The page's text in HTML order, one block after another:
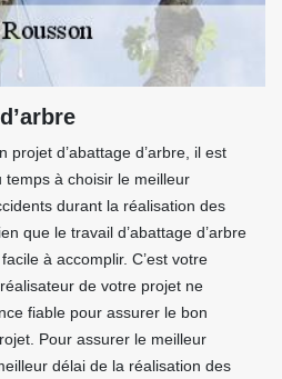
d’abattage d’arbre, il est
à choisir le meilleur
durant la réalisation des
que le travail d’abattage d’arbre
à accomplir. C’est votre
de votre projet ne
fiable pour assurer le bon
Pour assurer le meilleur
délai de la réalisation des